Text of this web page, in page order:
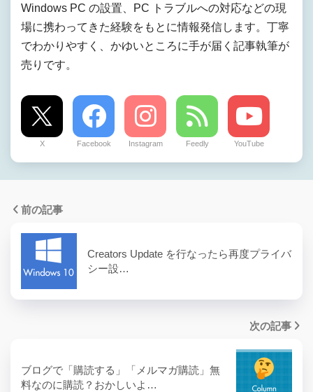
Windows PC の設置、PC トラブルへの対応などの現
場に携わってきた経験をもとに情報発信します。丁寧
でわかりやすく、かゆいところに手が届く記事執筆が
売りです。
X Facebook Instagram Feedly YouTube
前の記事
Creators Update を行なったら再度プライバ
シー設…
次の記事
ブログで「購読する」「メルマガ購読」無
料なのに購読？おかしいよ…